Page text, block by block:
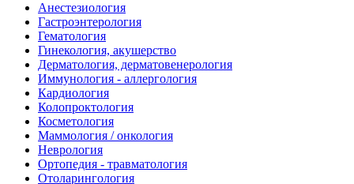
Анестезиология
Гастроэнтерология
Гематология
Гинекология, акушерство
Дерматология, дерматовенерология
Иммунология - аллергология
Кардиология
Колопроктология
Косметология
Маммология / онкология
Неврология
Ортопедия - травматология
Отоларингология